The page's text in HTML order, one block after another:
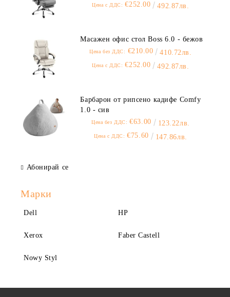
Цена с ДДС: €252.00 492.87лв.
Масажен офис стол Boss 6.0 - бежов
Цена без ДДС: €210.00 410.72лв.
Цена с ДДС: €252.00 492.87лв.
Барбарон от рипсено кадифе Comfy
1.0 - сив
Цена без ДДС: €63.00 123.22лв.
Цена с ДДС: €75.60 147.86лв.
Абонирай се
Марки
Dell HP
Xerox Faber Castell
Nowy Styl